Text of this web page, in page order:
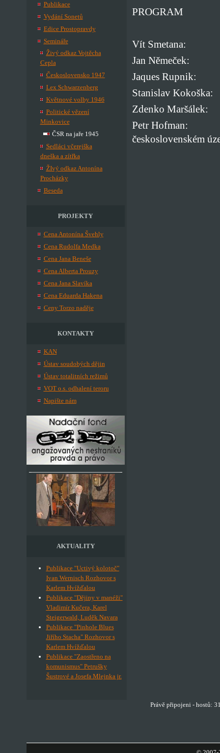
Publikace
Vydání Sonetů
Edice Prostopravdy
Semináře
Živý odkaz Vojtěcha
Cepla
Československo 1947
Lex Schwarzenberg
Květnové volby 1946
Politické vězení
Minkovice
ČSR na jaře 1945
Sedláci včerejška
dneška a zítřka
ŽIvý odkaz Antonína
Procházky
Beseda
PROJEKTY
Cena Antonína Švehly
Cena Rudolfa Medka
Cena Jana Beneše
Cena Alberta Prouzy
Cena Jana Slavíka
Cena Eduarda Hakena
Ceny Torzo naděje
KONTAKTY
KAN
Ústav soudobých dějin
Ústav totalitních režimů
VOT o.s. odhalení teroru
Napište nám
AKTUALITY
Publikace "Uctivý kolotoč"
Ivan Wernisch Rozhovor s
Karlem Hvížďalou
Publikace "Dějiny v manéži"
Vladimír Kučera, Karel
Steigerwald, Luděk Navara
Publikace "Pinhole Blues
Jiřího Stacha" Rozhovor s
Karlem Hvížďalou
Publikace "Zaostřeno na
komunismus" Petrušky
Šustrové a Josefa Mlejnka jr.
PROGRAM
Vít Smetana:
Jan Němeček:
Jaques Rupnik:
Stanislav Kokoška:
Zdenko
Petr Hofman:
československém
Právě připojeni - hostů: